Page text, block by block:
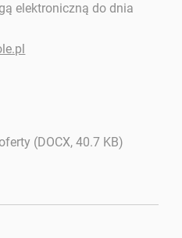
elektroniczną do dnia
(DOCX, 40.7 KB)